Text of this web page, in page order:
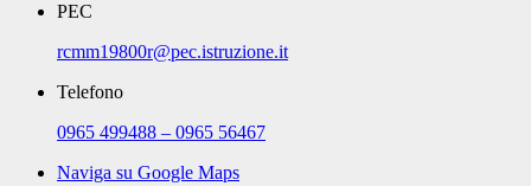
PEC
rcmm19800r@pec.istruzione.it
Telefono
0965 499488 – 0965 56467
Naviga su Google Maps